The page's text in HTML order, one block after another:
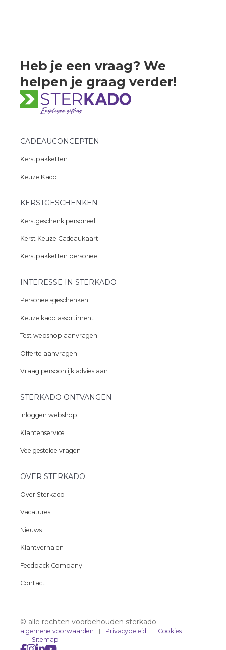
Heb je een vraag? We
helpen je graag verder!
CADEAUCONCEPTEN
Kerstpakketten
Keuze Kado
KERSTGESCHENKEN
Kerstgeschenk personeel
Kerst Keuze Cadeaukaart
Kerstpakketten personeel
INTERESSE IN STERKADO
Personeelsgeschenken
Keuze kado assortiment
Test webshop aanvragen
Offerte aanvragen
Vraag persoonlijk advies aan
STERKADO ONTVANGEN
Inloggen webshop
Klantenservice
Veelgestelde vragen
OVER STERKADO
Over Sterkado
Vacatures
Nieuws
Klantverhalen
Feedback Company
Contact
© alle rechten voorbehouden sterkado|
algemene voorwaarden Privacybeleid
Cookies
Sitemap